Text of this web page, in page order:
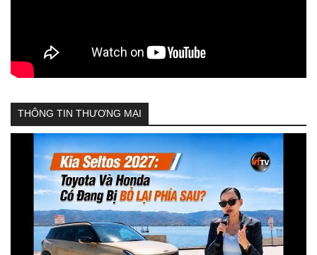
THÔNG TIN THƯƠNG MẠI